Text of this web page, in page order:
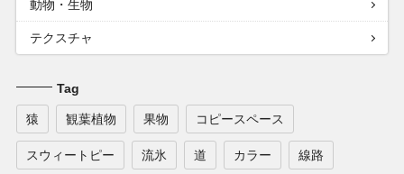
動物・生物
テクスチャ
Tag
猿 観葉植物 果物 コピースペース
スウィートピー 流氷 道 カラー 線路